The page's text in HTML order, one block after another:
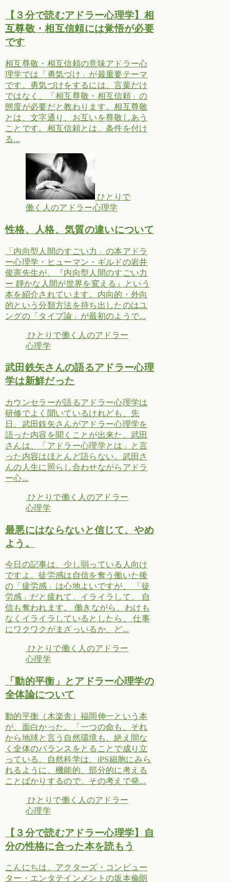
【３分で読むアドラー心理学】相
互尊敬・相互信頼には覚悟が必要
です
相互尊敬・相互信頼の意味アドラー心
理学では「勇気づけ」が最重要テーマ
です。勇気づけをするには、言葉だけ
ではなく、「相互尊敬・相互信頼」の
態度が必要だと教わります。相互尊敬
とは、文字通り、お互いを尊敬しあう
ことです。相互信頼とは、条件を付け
る...
ひとりで
働く人のアドラー心理学
性格、人格、気質の違いについて
「内向型人間のすごい力」の本アドラ
ー心理学・ヒューマン・ギルドの岩井
俊憲先生が、『内向型人間のすごい力
ー 靜かな人間が世界を変える』という
本を紹介されています。内向的・外向
的という分類方法を持ち出したのはユ
ングの「タイプ論」が最初のようで...
ひとりで働く人のアドラー
心理学
武田鉄矢さんの語るアドラー心理
学は新鮮だった
カウンセラーが語るアドラー心理学は
研修でよく聞いているけれども、先
日、武田鉄矢さんがアドラー心理学を
語った内容を聞くことが出来た。武田
さんは、「アドラー心理学とは」と言
った内容はほとんど語らない。武田さ
んの人生に照らし合わせながらアドラ
ー心...
ひとりで働く人のアドラー
心理学
最悪にはならないと信じて、やめ
よう。
今日の記事は、少し弱っている人向け
ですよ。徒労感は自信を奪う働いた後
の「疲労感」は心地よいですが、 「徒
労感」だと疲れて、イライラして、 自
信も奪われます。 働きながら、わけも
なくイライラしているとしたら、 仕事
にワクワクがまざっいるか、ど...
ひとりで働く人のアドラー
心理学
「動的平衡」とアドラー心理学の
全体論について
動的平衡（木楽舎）福岡伸一という本
が、面白かった。「一つの命も、それ
から地球と言う自然環境も、絶え間な
く全体のバランスをとることで成り立
っている。自然科学は、iPS細胞にみら
れるように、機能的、部分的に考える
ことばかりするので、その考えで発...
ひとりで働く人のアドラー
心理学
【３分で読むアドラー心理学】自
分の性格に合った本を読もう
こんにちは。アクターズ・コンピュー
ター・エンタテインメントの坂本倫朗